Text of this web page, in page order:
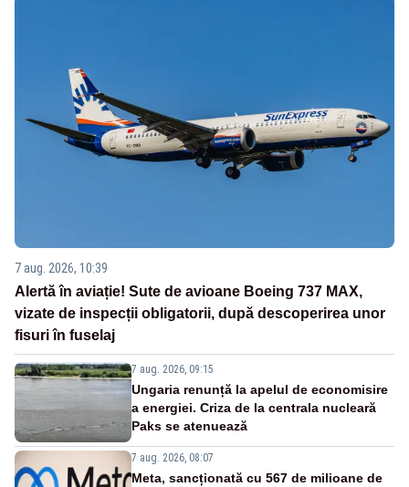
7 aug. 2026, 10:39
Alertă în aviație! Sute de avioane Boeing 737 MAX,
vizate de inspecții obligatorii, după descoperirea unor
fisuri în fuselaj
7 aug. 2026, 09:15
Ungaria renunță la apelul de economisire
a energiei. Criza de la centrala nucleară
Paks se atenuează
7 aug. 2026, 08:07
Meta, sancționată cu 567 de milioane de